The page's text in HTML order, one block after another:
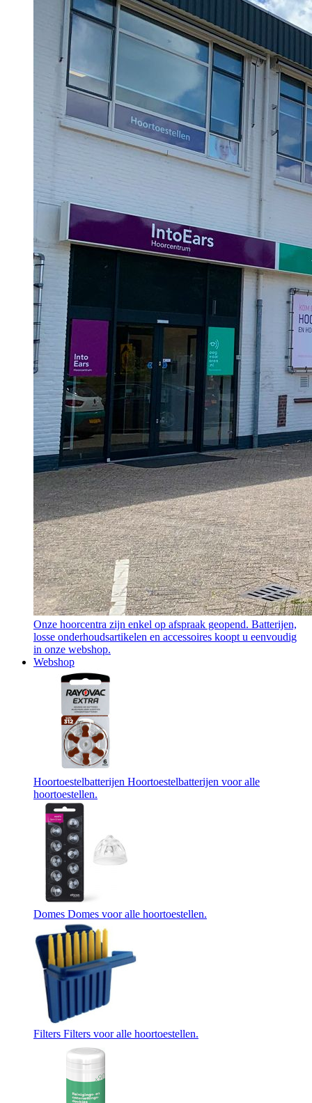
Onze hoorcentra zijn enkel op afspraak geopend. Batterijen,
losse onderhoudsartikelen en accessoires koopt u eenvoudig
in onze webshop.
Webshop
Hoortoestelbatterijen Hoortoestelbatterijen voor alle
hoortoestellen.
Domes Domes voor alle hoortoestellen.
Filters Filters voor alle hoortoestellen.